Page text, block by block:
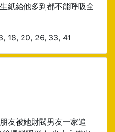
紙給他多到都不能呼吸全
18, 20, 26, 33, 41
友被她財閥男友一家追